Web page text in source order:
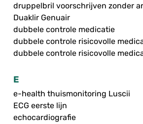
druppelbril voorschrijven zonder
Duaklir Genuair
dubbele controle medicatie
dubbele controle risicovolle
dubbele controle risicovolle
E
e-health thuismonitoring Luscii
ECG eerste lijn
echocardiografie